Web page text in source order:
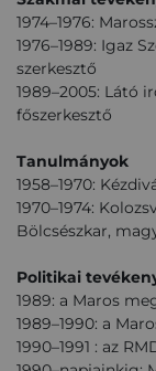
1974–1976:
1976–1989: Igaz
szerkesztő
1989–2005: Látó
főszerkesztő
Tanulmányok
1958–1970:
1970–1974:
Bölcsészkar,
Politikai
1989: a Maros
1989–1990: a
1990–1991 : az